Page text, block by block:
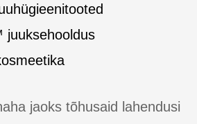
juuksehooldus
jaoks tõhusaid lahendusi